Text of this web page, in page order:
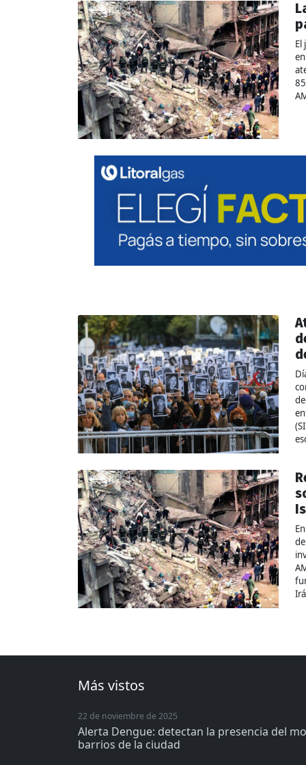
El
Más vistos
22 de noviembre de 2025
Alerta Dengue: detectan la presencia del
barrios de la ciudad